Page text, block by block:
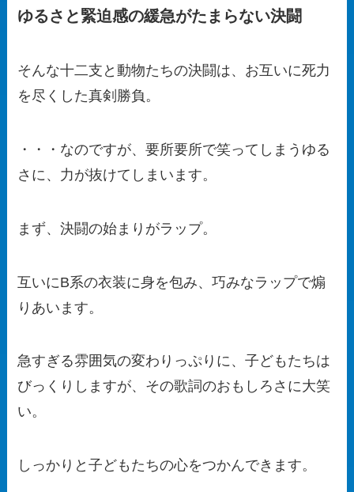
ゆるさと緊迫感の緩急がたまらない決闘
そんな十二支と動物たちの決闘は、お互いに死力
を尽くした真剣勝負。
・・・なのですが、要所要所で笑ってしまうゆる
さに、力が抜けてしまいます。
まず、決闘の始まりがラップ。
互いにB系の衣装に身を包み、巧みなラップで煽
りあいます。
急すぎる雰囲気の変わりっぷりに、子どもたちは
びっくりしますが、その歌詞のおもしろさに大笑
い。
しっかりと子どもたちの心をつかんできます。